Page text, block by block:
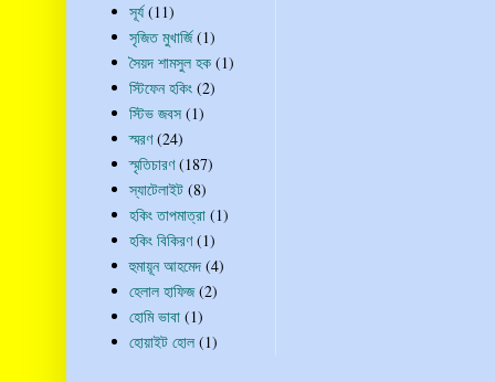
সূর্য (11)
সৃজিত মুখার্জি (1)
সৈয়দ শামসুল হক (1)
স্টিফেন হকিং (2)
স্টিভ জবস (1)
স্মরণ (24)
স্মৃতিচারণ (187)
স্যাটেলাইট (8)
হকিং তাপমাত্রা (1)
হকিং বিকিরণ (1)
হুমায়ূন আহমেদ (4)
হেলাল হাফিজ (2)
হোমি ভাবা (1)
হোয়াইট হোল (1)